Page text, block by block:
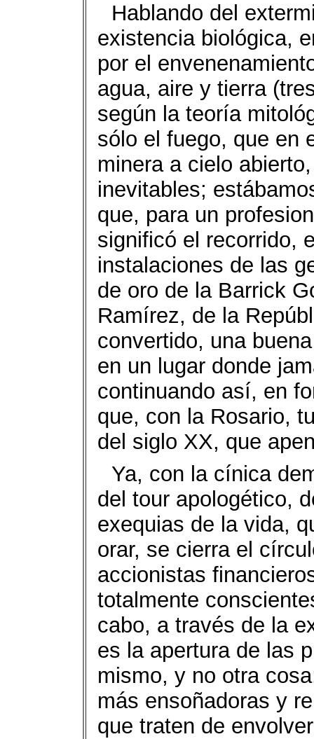
Hablando del
existencia biológica,
por el
agua, aire y tierra
según la teoría
sólo el fuego, que en
minera a cielo
inevitables;
que, para un
significó el recorrido,
instalaciones de las
de oro de la Barrick
Ramírez, de la
convertido, una
en un lugar donde
continuando así, en
que, con la Rosario,
del siglo XX, que
Ya, con la cínica
del tour apologético,
exequias de la vida,
orar, se cierra el
accionistas
totalmente
cabo, a través de la
es la apertura de las
mismo, y no otra
más ensoñadoras y
que traten de